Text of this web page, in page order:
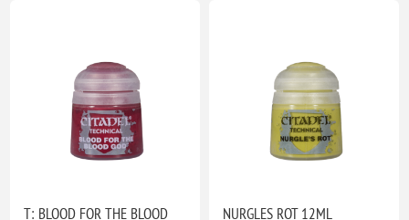
T: BLOOD FOR THE BLOOD
NURGLES ROT 12ML